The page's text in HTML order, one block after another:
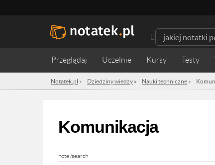
Przeglądaj Uczelnie Kursy Testy
Notatek.pl » Dziedziny wiedzy » Nauki techniczne »
Komunikacja
note /search